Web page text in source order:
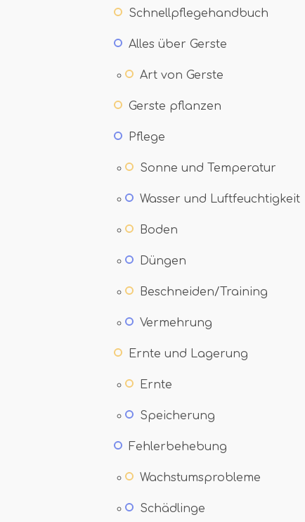
Schnellpflegehandbuch
Alles über Gerste
Art von Gerste
Gerste pflanzen
Pflege
Sonne und Temperatur
Wasser und Luftfeuchtigkeit
Boden
Düngen
Beschneiden/Training
Vermehrung
Ernte und Lagerung
Ernte
Speicherung
Fehlerbehebung
Wachstumsprobleme
Schädlinge